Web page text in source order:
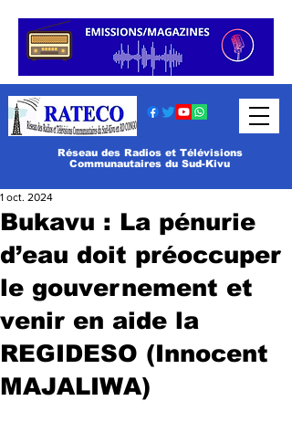
Réseau des Radios et Télévisions
Communautaires du Sud-Kivu
Bukavu : La pénurie
d’eau doit préoccuper
le gouvernement et
venir en aide la
REGIDESO (Innocent
MAJALIWA)
1 oct. 2024